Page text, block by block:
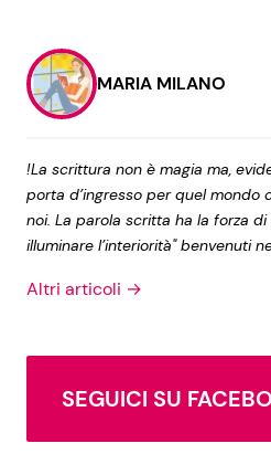
MARIA MILANO
!La scrittura non è magia ma,
porta d’ingresso per quel mondo
noi. La parola scritta ha la forza
illuminare l’interiorità" benvenuti
Altri articoli →
SEGUICI SU